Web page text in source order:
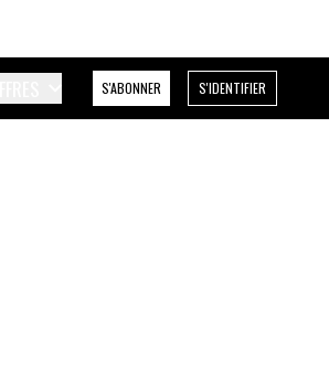
S'ABONNER S'IDENTIFIER